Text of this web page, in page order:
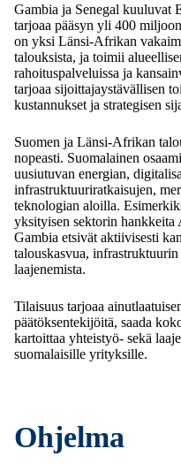
Gambia ja Senegal kuuluvat
tarjoaa pääsyn yli 400
on yksi Länsi-Afrikan
talouksista, ja toimii
rahoituspalveluissa ja
tarjoaa sijoittajaystävällisen
kustannukset ja strategisen
Suomen ja Länsi-Afrikan
nopeasti. Suomalainen
uusiutuvan energian,
infrastruktuuriratkaisujen,
teknologian aloilla.
yksityisen sektorin hankkeita
Gambia etsivät aktiivisesti
talouskasvua,
laajenemista.
Tilaisuus tarjoaa
päätöksentekijöitä, saada
kartoittaa yhteistyö- sekä
suomalaisille yrityksille.
Ohjelma